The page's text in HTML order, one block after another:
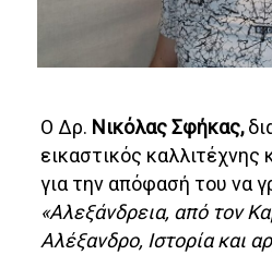
Ο Δρ. Νικόλας Σφήκας,
εικαστικός καλλιτέχνης
για την απόφασή του να
«Αλεξάνδρεια, από τον
Αλέξανδρο, Ιστορία και